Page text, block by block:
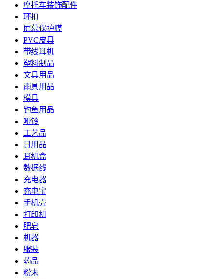
摩托车装饰配件
环扣
屏幕保护膜
PVC皮具
带线耳机
塑料制品
文具用品
雨具用品
模具
钓鱼用品
哑铃
工艺品
日用品
耳机盒
数据线
充电器
充电宝
手机壳
打印机
肥皂
机器
服装
药品
粉末